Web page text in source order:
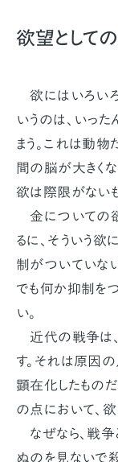
欲望として
欲にはいろいろ
いうのは、いった
まう。これは動物
間の脳が大きくな
欲は際限がない
金についての欲
るに、そういう
制がついていな
でも何か抑制を
い。
近代の戦争は
す。それは原因
顕在化したものだ
の点において、
なぜなら、戦争
ぬのを見ないで